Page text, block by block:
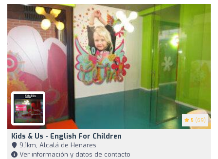
5 (69)
Kids & Us - English For Children
9,1km, Alcalá de Henares
Ver información y datos de contacto